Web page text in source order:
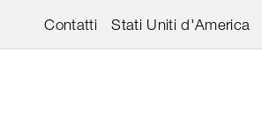
Contatti Stati Uniti d'America